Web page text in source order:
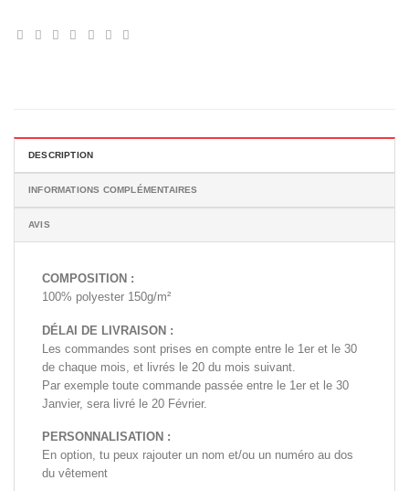
DESCRIPTION
INFORMATIONS COMPLÉMENTAIRES
AVIS
COMPOSITION :
100% polyester 150g/m²
DÉLAI DE LIVRAISON :
Les commandes sont prises en compte entre le 1er et le 30
de chaque mois, et livrés le 20 du mois suivant.
Par exemple toute commande passée entre le 1er et le 30
Janvier, sera livré le 20 Février.
PERSONNALISATION :
En option, tu peux rajouter un nom et/ou un numéro au dos
du vêtement